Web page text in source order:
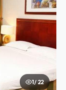
1 / 22